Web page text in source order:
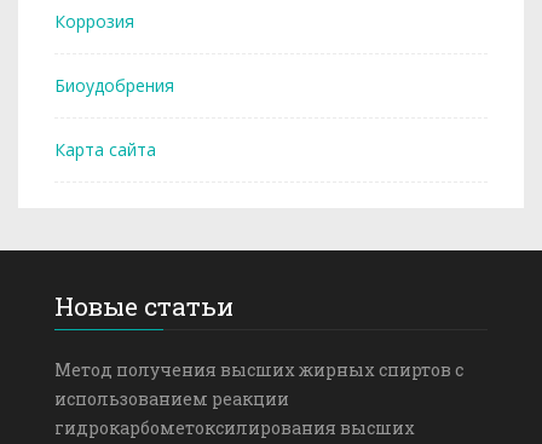
Коррозия
Биоудобрения
Карта сайта
Новые статьи
Метод получения высших жирных спиртов с
использованием реакции
гидрокарбометоксилирования высших